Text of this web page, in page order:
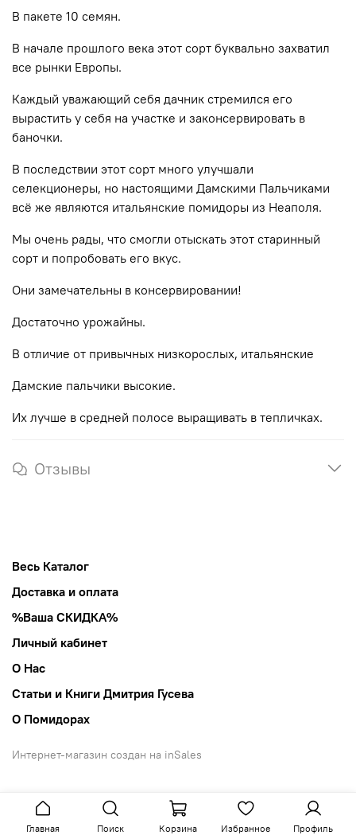
В пакете 10 семян.
В начале прошлого века этот сорт буквально захватил
все рынки Европы.
Каждый уважающий себя дачник стремился его
вырастить у себя на участке и законсервировать в
баночки.
В последствии этот сорт много улучшали
селекционеры, но настоящими Дамскими Пальчиками
всё же являются итальянские помидоры из Неаполя.
Мы очень рады, что смогли отыскать этот старинный
сорт и попробовать его вкус.
Они замечательны в консервировании!
Достаточно урожайны.
В отличие от привычных низкорослых, итальянские
Дамские пальчики высокие.
Их лучше в средней полосе выращивать в тепличках.
Отзывы
Весь Каталог
Доставка и оплата
%Ваша СКИДКА%
Личный кабинет
О Нас
Статьи и Книги Дмитрия Гусева
О Помидорах
Интернет-магазин создан на inSales
Главная Поиск Корзина Избранное Профиль